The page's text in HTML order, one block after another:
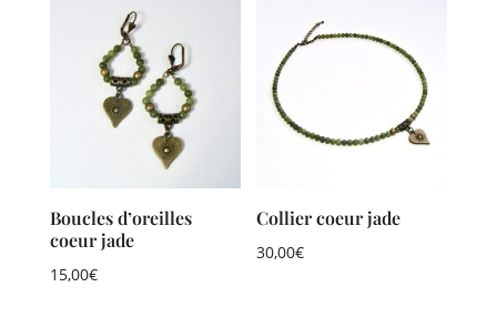
Boucles d’oreilles
coeur jade
15,00€
Collier coeur jade
30,00€